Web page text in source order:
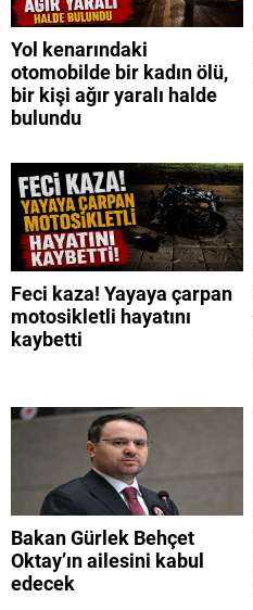
Yol kenarındaki
otomobilde bir kadın ölü,
bir kişi ağır yaralı halde
bulundu
Feci kaza! Yayaya çarpan
motosikletli hayatını
kaybetti
Bakan Gürlek Behçet
Oktay’ın ailesini kabul
edecek